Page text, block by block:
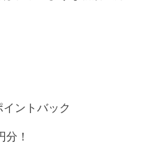
ントバック
！